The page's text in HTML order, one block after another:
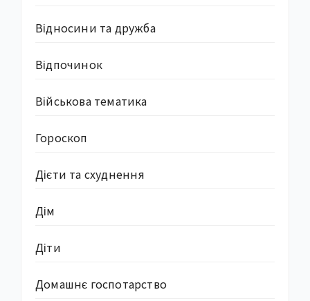
Відносини та дружба
Відпочинок
Військова тематика
Гороскоп
Дієти та схуднення
Дім
Діти
Домашнє госпотарство